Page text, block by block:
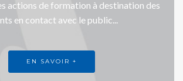
actions de formation à destination des
en contact avec le public...
EN SAVOIR +